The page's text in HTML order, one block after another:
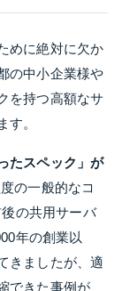
めに絶対に欠か
の中小企業様や
を持つ高額なサ
す。
たスペック」が
の一般的なコ
の共用サーバ
年の創業以
きましたが、適
できた事例が